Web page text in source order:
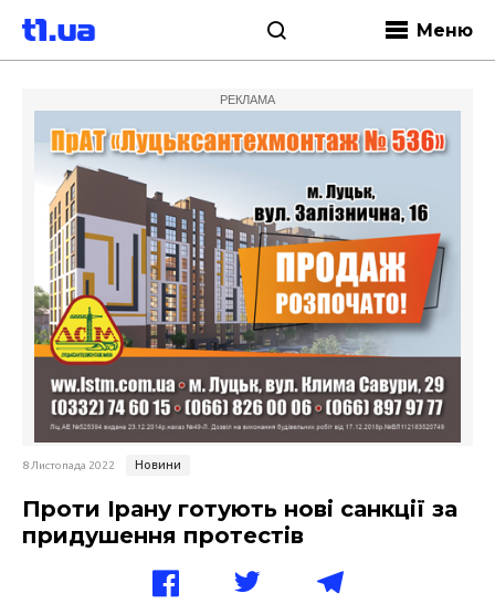
Меню
РЕКЛАМА
8 Листопада 2022 Новини
Проти Ірану готують нові санкції за
придушення протестів